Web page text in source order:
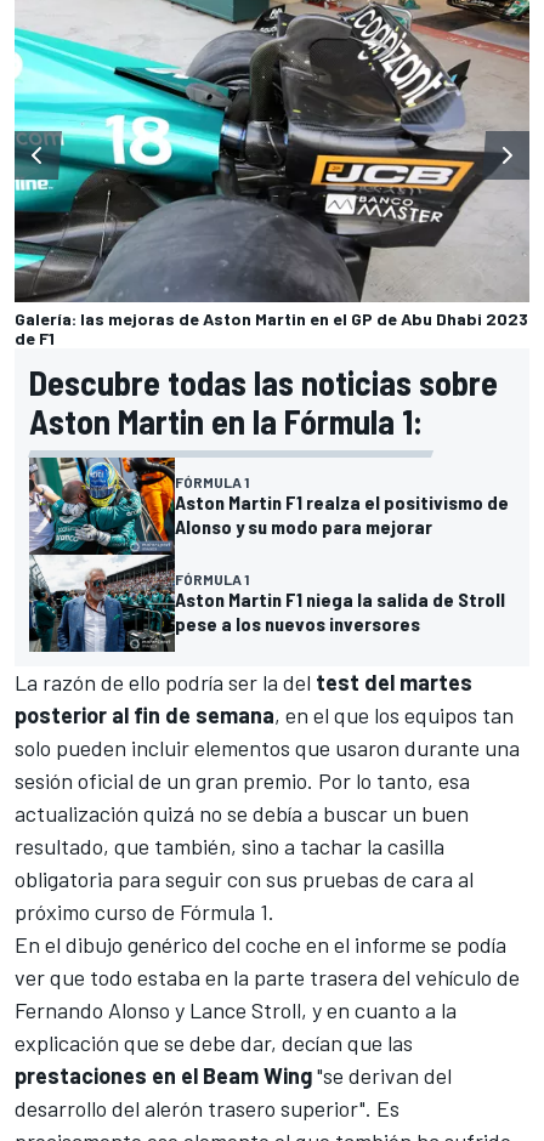
Galería: las mejoras de Aston Martin en el GP de Abu Dhabi 2023
de F1
Descubre todas las noticias sobre
Aston Martin en la Fórmula 1:
FÓRMULA 1
Aston Martin F1 realza el positivismo de
Alonso y su modo para mejorar
FÓRMULA 1
Aston Martin F1 niega la salida de Stroll
pese a los nuevos inversores
La razón de ello podría ser la del test del martes
posterior al fin de semana, en el que los equipos tan
solo pueden incluir elementos que usaron durante una
sesión oficial de un gran premio. Por lo tanto, esa
actualización quizá no se debía a buscar un buen
resultado, que también, sino a tachar la casilla
obligatoria para seguir con sus pruebas de cara al
próximo curso de Fórmula 1.
En el dibujo genérico del coche en el informe se podía
ver que todo estaba en la parte trasera del vehículo de
Fernando Alonso y Lance Stroll, y en cuanto a la
explicación que se debe dar, decían que las
prestaciones en el Beam Wing"se derivan del
desarrollo del alerón trasero superior". Es